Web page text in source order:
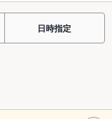
日時指定